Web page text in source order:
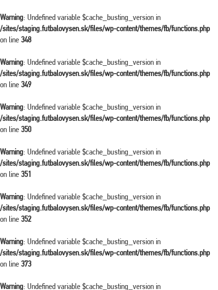
Warning: Undefined variable $cache_busting_version in
/sites/staging.futbalovysen.sk/files/wp-content/themes/fb/functions.php
on line 348
Warning: Undefined variable $cache_busting_version in
/sites/staging.futbalovysen.sk/files/wp-content/themes/fb/functions.php
on line 349
Warning: Undefined variable $cache_busting_version in
/sites/staging.futbalovysen.sk/files/wp-content/themes/fb/functions.php
on line 350
Warning: Undefined variable $cache_busting_version in
/sites/staging.futbalovysen.sk/files/wp-content/themes/fb/functions.php
on line 351
Warning: Undefined variable $cache_busting_version in
/sites/staging.futbalovysen.sk/files/wp-content/themes/fb/functions.php
on line 352
Warning: Undefined variable $cache_busting_version in
/sites/staging.futbalovysen.sk/files/wp-content/themes/fb/functions.php
on line 373
Warning: Undefined variable $cache_busting_version in